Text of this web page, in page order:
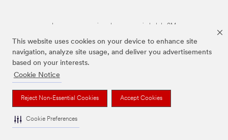
This website uses cookies on your device to enhance site
navigation, analyze site usage, and deliver you advertisements
based on your interests.
Cookie Notice
Reject Non-Essential Cookies Accept Cookies
Cookie Preferences
Las marcas mencionadas son propiedad de 3M